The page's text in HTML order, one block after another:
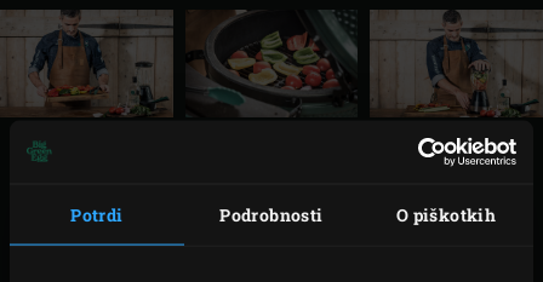
Potrdi Podrobnosti O piškotkih
PREDPRIPRAVA
Prižgite oglje v žaru Big Green Egg in ga z